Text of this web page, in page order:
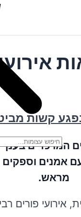
קשות
המרכזיים
אמנים
מראש.
אירועי פורים